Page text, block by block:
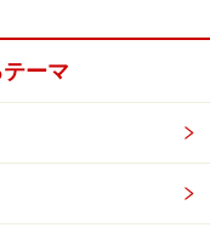
ーマ